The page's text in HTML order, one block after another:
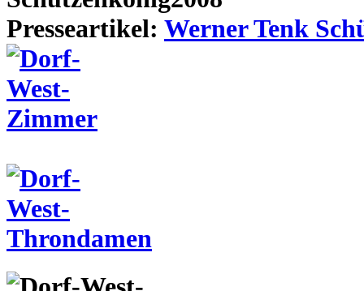
Presseartikel: Werner Tenk